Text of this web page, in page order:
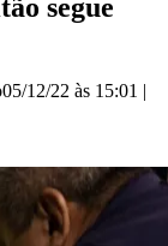
segue
05/12/22 às 15:01 |